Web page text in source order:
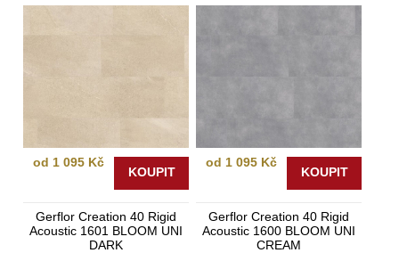
od 1 095 Kč
KOUPIT
od 1 095 Kč
KOUPIT
Gerflor Creation 40 Rigid
Acoustic 1601 BLOOM UNI
DARK
Gerflor Creation 40 Rigid
Acoustic 1600 BLOOM UNI
CREAM